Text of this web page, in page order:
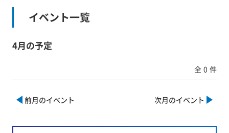
イベント一覧
4月の予定
全 0 件
前月のイベント 次月のイベント